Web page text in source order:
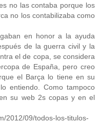
no las contaba porque los
no los contabilizaba como
en honor a la ayuda
de la guerra civil y la
el de copa, se considera
de España, pero creo
el Barça lo tiene en su
entiendo. Como tampoco
su web 2s copas y en el
2012/09/todos-los-titulos-